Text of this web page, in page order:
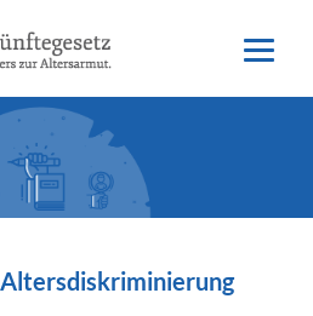
Altersdiskriminierung